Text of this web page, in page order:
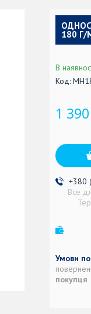
180 Г/
В
Код:
1
+380
Все
покупця